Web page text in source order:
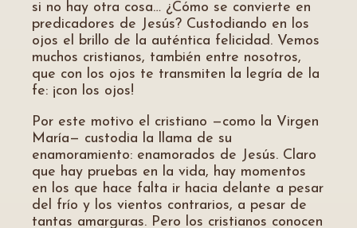
si no hay otra cosa… ¿Cómo se convierte en
predicadores de Jesús? Custodiando en los
ojos el brillo de la auténtica felicidad. Vemos
muchos cristianos, también entre nosotros,
que con los ojos te transmiten la legría de la
fe: ¡con los ojos!
Por este motivo el cristiano —como la Virgen
María— custodia la llama de su
enamoramiento: enamorados de Jesús. Claro
que hay pruebas en la vida, hay momentos
en los que hace falta ir hacia delante a pesar
del frío y los vientos contrarios, a pesar de
tantas amarguras. Pero los cristianos conocen